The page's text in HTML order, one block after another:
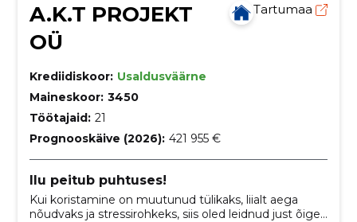
A.K.T PROJEKT
OÜ
Tartumaa
Krediidiskoor: Usaldusväärne
Maineskoor: 3450
Töötajaid: 21
Prognooskäive (2026): 421 955 €
Ilu peitub puhtuses!
Kui koristamine on muutunud tülikaks, liialt aega
nõudvaks ja stressirohkeks, siis oled leidnud just õige